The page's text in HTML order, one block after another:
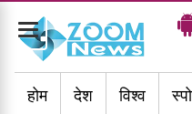
Toggle
navigation
होम
देश विश्व